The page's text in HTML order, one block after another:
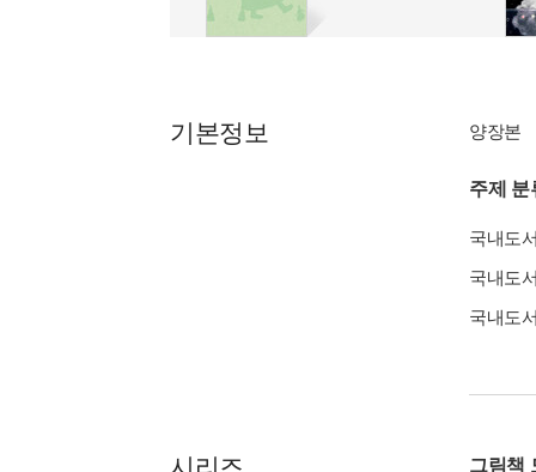
기본정보 양장본
주제 분
국내도
국내도
국내도
그림책